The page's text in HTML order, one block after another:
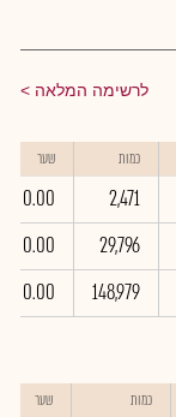
לרשימה המלאה
כמות שער
2,471
0.00
29,796
0.00
148,979
0.00
כמות שער